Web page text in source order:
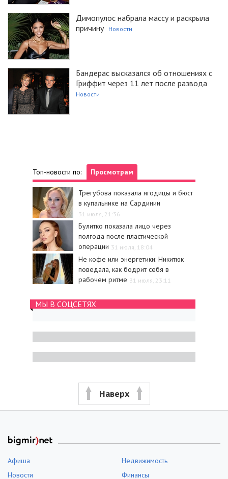
Димопулос набрала массу и раскрыла
причину
Новости
Бандерас высказался об отношениях с
Гриффит через 11 лет после развода
Новости
Топ-новости по: Просмотрам
Трегубова показала ягодицы и бюст
в купальнике на Сардинии
31 июля, 21:36
Булитко показала лицо через
полгода после пластической
операции 31 июля, 18:04
Не кофе или энергетики: Никитюк
поведала, как бодрит себя в
рабочем ритме 31 июля, 23:11
МЫ В СОЦСЕТЯХ
Наверх
Афиша
Недвижимость
Новости
Финансы